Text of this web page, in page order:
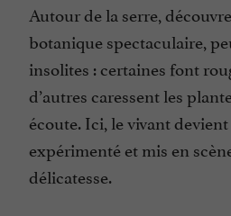
Autour de la serre,
botanique spectaculaire,
insolites : certaines font
d’autres caressent les
écoute. Ici, le vivant
expérimenté et mis en
délicatesse.